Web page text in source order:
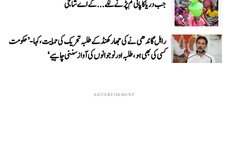
جب دریا کا پانی کم پڑنے لگے...کے اے شاجی
راہل گاندھی نے کی جھارکھنڈ کے طلبہ تحریک کی حمایت، کہا- ’حکومت
کسی کی بھی ہو، طلبہ اور نوجوانوں کی آواز سننی چاہیے‘
ADVERTISEMENT